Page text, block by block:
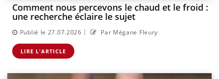
Comment nous percevons le chaud et le froid :
une recherche éclaire le sujet
Publié le 27.07.2026 | Par Mégane Fleury
LIRE L'ARTICLE